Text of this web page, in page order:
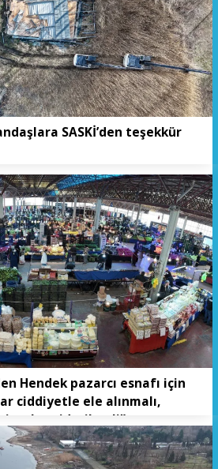
SASKİ’den teşekkür
Hendek pazarcı esnafı için
ciddiyetle ele alınmalı,
giderilmeli”